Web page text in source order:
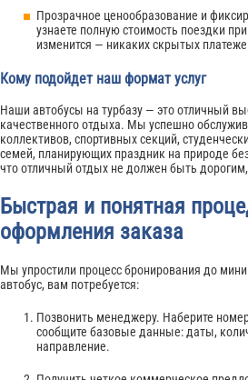
Прозрачное ценообразование и
узнаете полную стоимость поездки
изменится — никаких скрытых
Кому подойдет наш формат услуг
Наши автобусы на турбазу — это отличный
качественного отдыха. Мы успешно
коллективов, спортивных секций,
семей, планирующих праздник на природе
что отличный отдых не должен быть
Быстрая и понятная
оформления заказа
Мы упростили процесс бронирования до
автобус, вам потребуется:
Позвонить менеджеру. Наберите
сообщите базовые данные: даты,
направление.